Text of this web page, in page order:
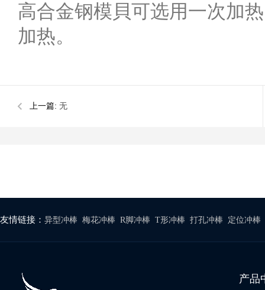
高合金钢模貝可选用一次加
加热。
上一篇: 无
友情链接： 异型冲棒 梅花冲棒 R脚冲棒 T形冲棒 打孔冲棒 定位冲棒
产品